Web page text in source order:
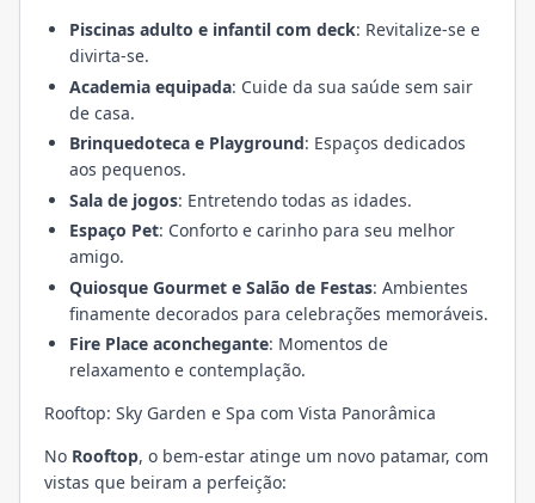
Piscinas adulto e infantil com deck: Revitalize-se e
divirta-se.
Academia equipada: Cuide da sua saúde sem sair
de casa.
Brinquedoteca e Playground: Espaços dedicados
aos pequenos.
Sala de jogos: Entretendo todas as idades.
Espaço Pet: Conforto e carinho para seu melhor
amigo.
Quiosque Gourmet e Salão de Festas: Ambientes
finamente decorados para celebrações memoráveis.
Fire Place aconchegante: Momentos de
relaxamento e contemplação.
Rooftop: Sky Garden e Spa com Vista Panorâmica
No Rooftop, o bem-estar atinge um novo patamar, com
vistas que beiram a perfeição: